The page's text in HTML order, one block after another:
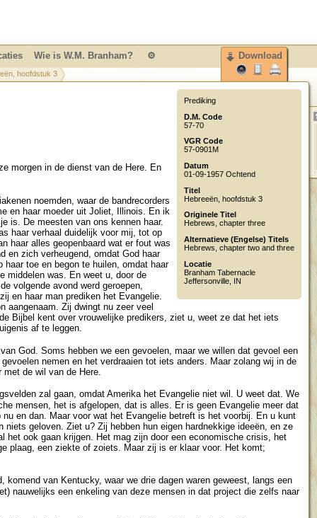
Prediking
D.M. Code
57-70
VGR Code
57-0901M
Datum
01-09-1957 Ochtend
Titel
Hebreeën, hoofdstuk 3
Originele Titel
Hebrews, chapter three
Alternatieve (Engelse) Titels
Hebrews, chapter two and three
Locatie
Branham Tabernacle
Jeffersonville IN
morgen in de dienst van de Here. En
noemden, waar de bandrecorders
en haar moeder uit Joliet, Illinois. En ik
is. De meesten van ons kennen haar.
haar verhaal duidelijk voor mij, tot op
haar alles geopenbaard wat er fout was
en zich verheugend, omdat God haar
toe en begon te huilen, omdat haar
middelen was. En weet u, door de
volgende avond werd geroepen,
en haar man prediken het Evangelie.
aangenaam. Zij dwingt nu zeer veel
Bijbel kent over vrouwelijke predikers, ziet u, weet ze dat het iets
af te leggen.
God. Soms hebben we een gevoelen, maar we willen dat gevoel een
nemen en het verdraaien tot iets anders. Maar zolang wij in de
de wil van de Here.
zal gaan, omdat Amerika het Evangelie niet wil. U weet dat. We
mensen, het is afgelopen, dat is alles. Er is geen Evangelie meer dat
en dan. Maar voor wat het Evangelie betreft is het voorbij. En u kunt
geloven. Ziet u? Zij hebben hun eigen hardnekkige ideeën, en ze
het ook gaan krijgen. Het mag zijn door een economische crisis, het
plaag, een ziekte of zoiets. Maar zij is er klaar voor. Het komt;
komend van Kentucky, waar we drie dagen waren geweest, langs een
nauwelijks een enkeling van deze mensen in dat project die zelfs naar
Download
Wie is W.M. Branham? ⚙
hoofdstuk 3